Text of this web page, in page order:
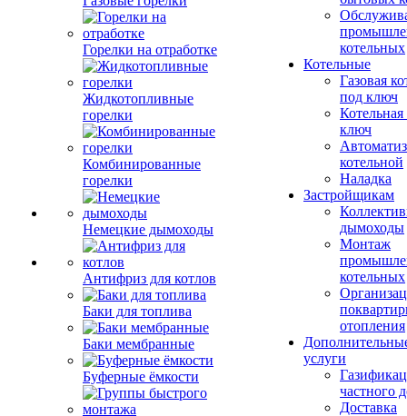
Горелки на отработке
Жидкотопливные
горелки
Комбинированные
горелки
Немецкие дымоходы
Антифриз для котлов
Баки для топлива
Баки мембранные
Буферные ёмкости
котельных
Котельные
Газовая
под ключ
ключ
котельной
Наладка
Застройщикам
дымоходы
Монтаж
котельных
отопления
услуги
частного
Доставка